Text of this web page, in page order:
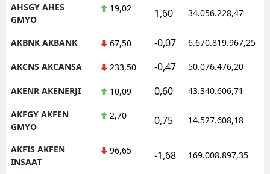
AHSGY AHES
GMYO
19,02 1,60 34.056.228,47
AKBNK AKBANK 67,50 -0,07 6.670.819.967,25
AKCNS AKCANSA 233,50 -0,47 50.076.476,20
AKENR AKENERJI 10,09 0,60 43.340.606,71
AKFGY AKFEN
GMYO
2,70 0,75 14.527.608,18
AKFIS AKFEN
INSAAT
96,65 -1,68 169.008.897,35